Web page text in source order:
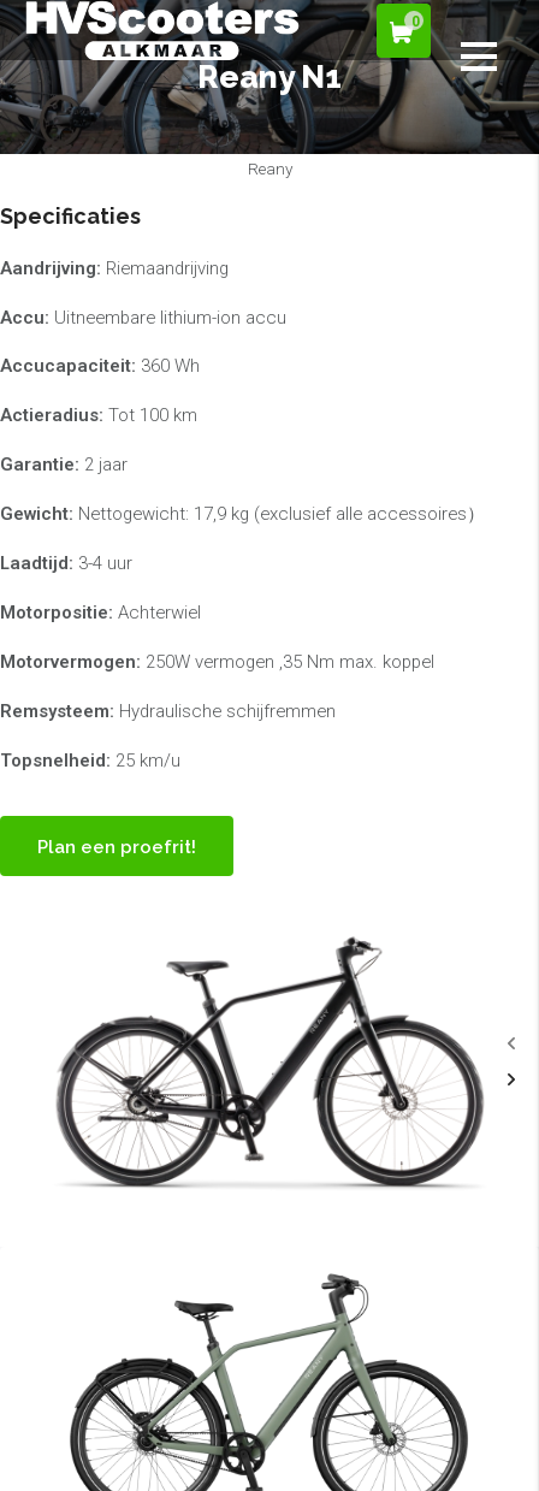
0
Reany N1
Reany
Specificaties
Aandrijving: Riemaandrijving
Accu: Uitneembare lithium-ion accu
Accucapaciteit: 360 Wh
Actieradius: Tot 100 km
Garantie: 2 jaar
Gewicht: Nettogewicht: 17,9 kg (exclusief alle accessoires）
Laadtijd: 3-4 uur
Motorpositie: Achterwiel
Motorvermogen: 250W vermogen ,35 Nm max. koppel
Remsysteem: Hydraulische schijfremmen
Topsnelheid: 25 km/u
Plan een proefrit!